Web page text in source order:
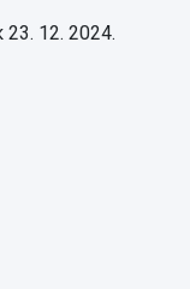
12. 2024.